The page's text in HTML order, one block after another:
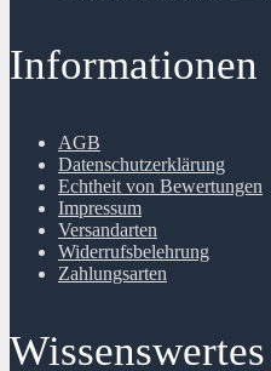
Informationen
AGB
Datenschutzerklärung
Echtheit von Bewertungen
Impressum
Versandarten
Widerrufsbelehrung
Zahlungsarten
Wissenswertes